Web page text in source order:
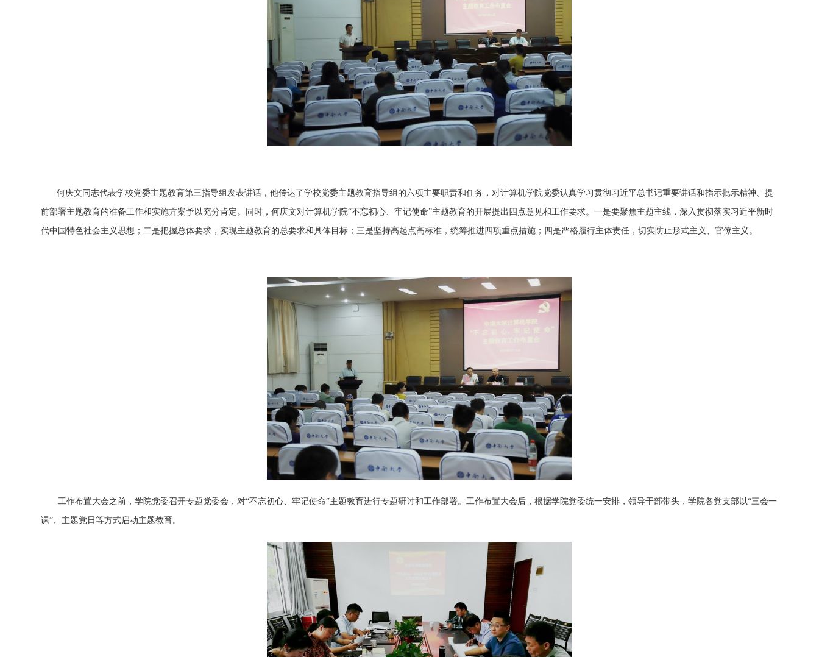
何庆文同志代表学校党委主题教育第三指导组发表讲话，他传达了学校党委主题教育指导组的六项主要职责和任务，对计算机学院党委认真学习贯彻习近平总书记重要讲话和指示批示精神、提
前部署主题教育的准备工作和实施方案予以充分肯定。同时，何庆文对计算机学院“不忘初心、牢记使命”主题教育的开展提出四点意见和工作要求。一是要聚焦主题主线，深入贯彻落实习近平新时
代中国特色社会主义思想；二是把握总体要求，实现主题教育的总要求和具体目标；三是坚持高起点高标准，统筹推进四项重点措施；四是严格履行主体责任，切实防止形式主义、官僚主义。
工作布置大会之前，学院党委召开专题党委会，对“不忘初心、牢记使命”主题教育进行专题研讨和工作部署。工作布置大会后，根据学院党委统一安排，领导干部带头，学院各党支部 以“三会一
课”、主题党日等方式启动主题教育。